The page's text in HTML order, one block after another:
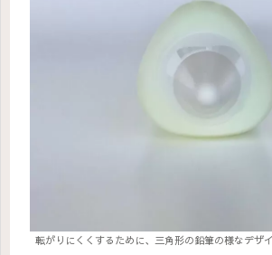
転がりにくくするために、三角形の鉛筆の様なデザ